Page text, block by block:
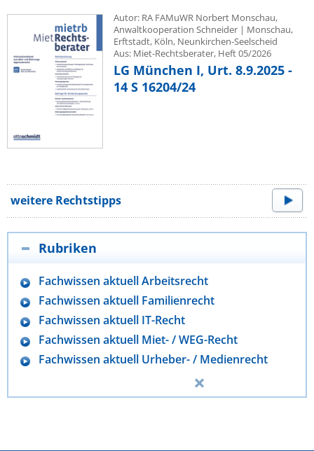
Autor: RA FAMuWR Norbert Monschau,
Anwaltkooperation Schneider | Monschau,
Erftstadt, Köln, Neunkirchen-Seelscheid
Aus: Miet-Rechtsberater, Heft 05/2026
LG München I, Urt. 8.9.2025 -
14 S 16204/24
weitere Rechtstipps
Rubriken
Fachwissen aktuell Arbeitsrecht
Fachwissen aktuell Familienrecht
Fachwissen aktuell IT-Recht
Fachwissen aktuell Miet- / WEG-Recht
Fachwissen aktuell Urheber- / Medienrecht